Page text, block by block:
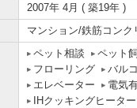
2007年 4月 ( 築19年 )
マンション/鉄筋コンク
ペット相談 ペット
フローリング
バル
エレベーター
電気
IHクッキングヒーター